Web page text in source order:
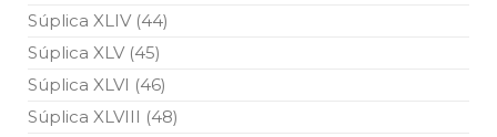
Súplica XLIV (44)
Súplica XLV (45)
Súplica XLVI (46)
Súplica XLVIII (48)